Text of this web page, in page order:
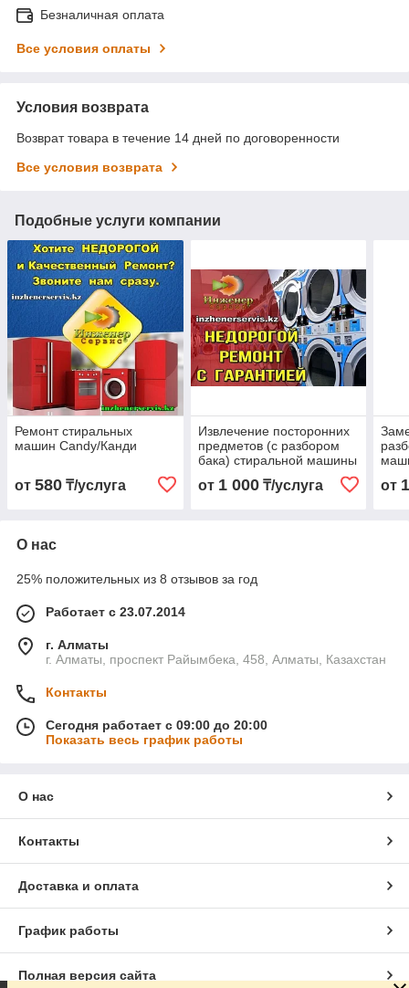
Безналичная оплата
Все условия оплаты
Условия возврата
Возврат товара в течение 14 дней по договоренности
Все условия возврата
Подобные услуги компании
Ремонт стиральных
машин Candy/Канди
от 580 ₸/услуга
Извлечение посторонних
предметов (с разбором
бака) стиральной машины
Candy/Канди
от 1 000₸/услуга от
О нас
25% положительных из 8 отзывов за год
Работает с 23.07.2014
г. Алматы
г. Алматы, проспект Райымбека, 458, Алматы, Казахстан
Контакты
Сегодня работает с 09:00 до 20:00
Показать весь график работы
О нас
Контакты
Доставка и оплата
График работы
Полная версия сайта